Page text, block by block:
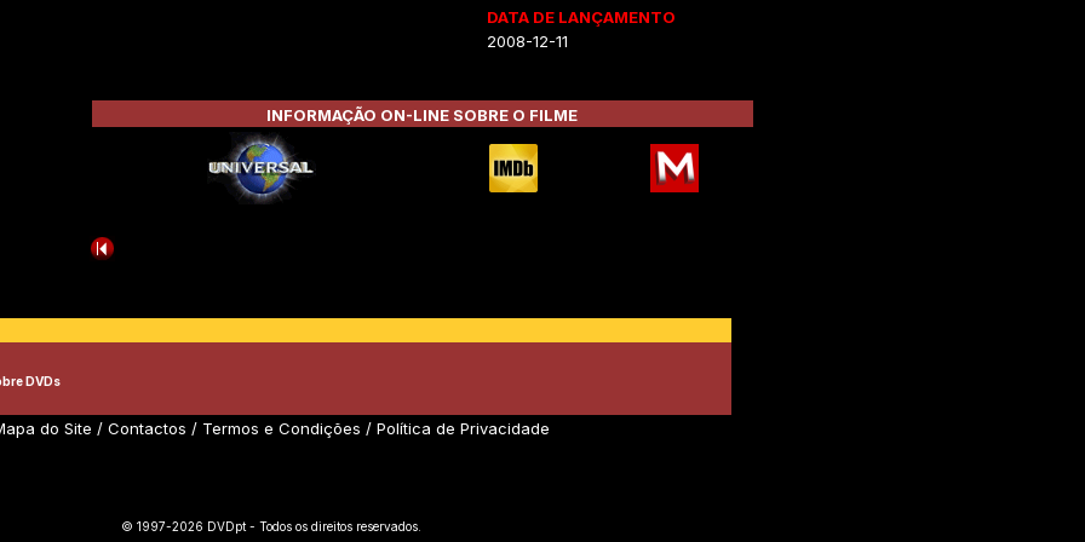
DATA DE LANÇAMENTO
2008-12-11
INFORMAÇÃO ON-LINE SOBRE O FILME
DVDs
do Site / Contactos / Termos e Condições / Política de Privacidade
© 1997-2026 DVDpt - Todos os direitos reservados.